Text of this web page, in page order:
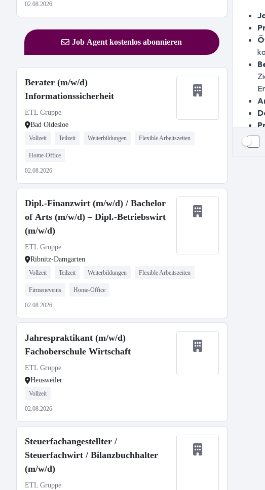
02.08.2026
Job Agent kostenlos abonnieren
Berater (m/w/d)
Informationssicherheit
ETL Gruppe
Bad Oldesloe
Vollzeit Teilzeit Weiterbildungen Flexible Arbeitszeiten
Home-Office
02.08.2026
Dipl.-Finanzwirt (m/w/d) / Bachelor
of Arts (m/w/d) – Dipl.-Betriebswirt
(m/w/d)
ETL Gruppe
Ribnitz-Damgarten
Vollzeit Teilzeit Weiterbildungen Flexible Arbeitszeiten
Firmenevents Home-Office
02.08.2026
Jahrespraktikant (m/w/d)
Fachoberschule Wirtschaft
ETL Gruppe
Heusweiler
Vollzeit
02.08.2026
Steuerfachangestellter /
Steuerfachwirt / Bilanzbuchhalter
(m/w/d)
ETL Gruppe